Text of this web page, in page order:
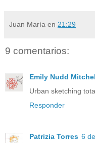
Juan María en 21:29
9 comentarios:
Emily Nudd
Urban sketching
Responder
Patrizia Torres 6